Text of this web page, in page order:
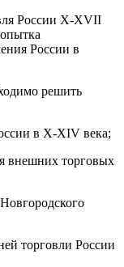
России X-XVII
России в
решить
в X-XIV века;
внешних торговых
торговли России